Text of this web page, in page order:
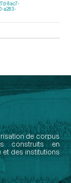
8ac7-
a283-
de corpus
construits en
et des institutions